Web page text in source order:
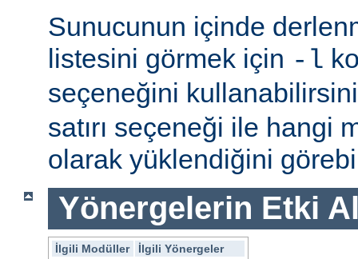
Sunucunun içinde
listesini görmek için -l
seçeneğini
satırı seçeneği ile hangi
olarak yüklendiğini
Yönergelerin Etki
İlgili Modüller
İlgili Yönergeler